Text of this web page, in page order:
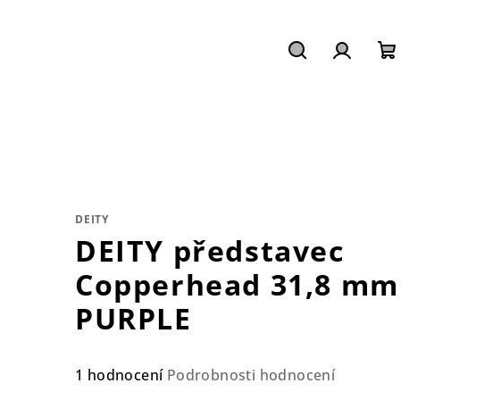
DEITY
DEITY představec
Copperhead 31,8 mm
PURPLE
Průměrné
1 hodnocení Podrobnosti hodnocení